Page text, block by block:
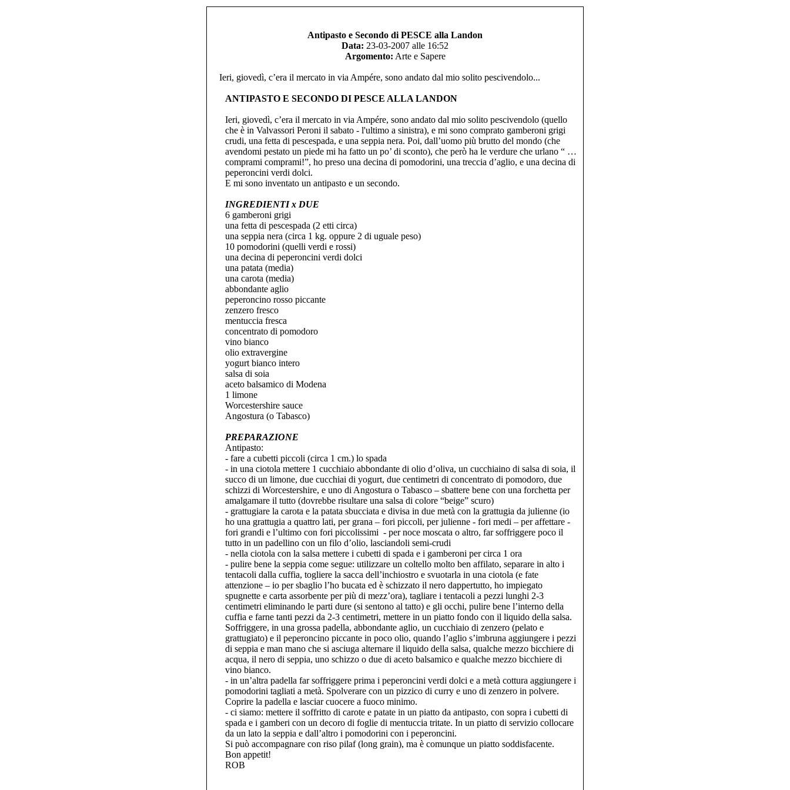
Antipasto e Secondo di PESCE alla Landon
Data: 23-03-2007 alle 16:52
Argomento: Arte e Sapere
Ieri, giovedì, c’era il mercato in via Ampére, sono andato dal mio solito pescivendolo...
ANTIPASTO E SECONDO DI PESCE ALLA LANDON
Ieri, giovedì, c’era il mercato in via Ampére, sono andato dal mio solito pescivendolo (quello
che è in Valvassori Peroni il sabato - l'ultimo a sinistra), e mi sono comprato gamberoni grigi
crudi, una fetta di pescespada, e una seppia nera. Poi, dall’uomo più brutto del mondo (che
avendomi pestato un piede mi ha fatto un po’ di sconto), che però ha le verdure che urlano “ …
comprami comprami!”, ho preso una decina di pomodorini, una treccia d’aglio, e una decina di
peperoncini verdi dolci.
E mi sono inventato un antipasto e un secondo.
INGREDIENTI x DUE
6 gamberoni grigi
una fetta di pescespada (2 etti circa)
una seppia nera (circa 1 kg. oppure 2 di uguale peso)
10 pomodorini (quelli verdi e rossi)
una decina di peperoncini verdi dolci
una patata (media)
una carota (media)
abbondante aglio
peperoncino rosso piccante
zenzero fresco
mentuccia fresca
concentrato di pomodoro
vino bianco
olio extravergine
yogurt bianco intero
salsa di soia
aceto balsamico di Modena
1 limone
Worcestershire sauce
Angostura (o Tabasco)
PREPARAZIONE
Antipasto:
- fare a cubetti piccoli (circa 1 cm.) lo spada
- in una ciotola mettere 1 cucchiaio abbondante di olio d’oliva, un cucchiaino di salsa di soia, il
succo di un limone, due cucchiai di yogurt, due centimetri di concentrato di pomodoro, due
schizzi di Worcestershire, e uno di Angostura o Tabasco – sbattere bene con una forchetta per
amalgamare il tutto (dovrebbe risultare una salsa di colore “beige” scuro)
- grattugiare la carota e la patata sbucciata e divisa in due metà con la grattugia da julienne (io
ho una grattugia a quattro lati, per grana – fori piccoli, per julienne - fori medi – per affettare -
fori grandi e l’ultimo con fori piccolissimi - per noce moscata o altro, far soffriggere poco il
tutto in un padellino con un filo d’olio, lasciandoli semi-crudi
- nella ciotola con la salsa mettere i cubetti di spada e i gamberoni per circa 1 ora
- pulire bene la seppia come segue: utilizzare un coltello molto ben affilato, separare in alto i
tentacoli dalla cuffia, togliere la sacca dell’inchiostro e svuotarla in una ciotola (e fate
attenzione – io per sbaglio l’ho bucata ed è schizzato il nero dappertutto, ho impiegato
spugnette e carta assorbente per più di mezz’ora), tagliare i tentacoli a pezzi lunghi 2-3
centimetri eliminando le parti dure (si sentono al tatto) e gli occhi, pulire bene l’interno della
cuffia e farne tanti pezzi da 2-3 centimetri, mettere in un piatto fondo con il liquido della salsa.
Soffriggere, in una grossa padella, abbondante aglio, un cucchiaio di zenzero (pelato e
grattugiato) e il peperoncino piccante in poco olio, quando l’aglio s’imbruna aggiungere i pezzi
di seppia e man mano che si asciuga alternare il liquido della salsa, qualche mezzo bicchiere di
acqua, il nero di seppia, uno schizzo o due di aceto balsamico e qualche mezzo bicchiere di
vino bianco.
- in un’altra padella far soffriggere prima i peperoncini verdi dolci e a metà cottura aggiungere i
pomodorini tagliati a metà. Spolverare con un pizzico di curry e uno di zenzero in polvere.
Coprire la padella e lasciar cuocere a fuoco minimo.
- ci siamo: mettere il soffritto di carote e patate in un piatto da antipasto, con sopra i cubetti di
spada e i gamberi con un decoro di foglie di mentuccia tritate. In un piatto di servizio collocare
da un lato la seppia e dall’altro i pomodorini con i peperoncini.
Si può accompagnare con riso pilaf (long grain), ma è comunque un piatto soddisfacente.
Bon appetit!
ROB